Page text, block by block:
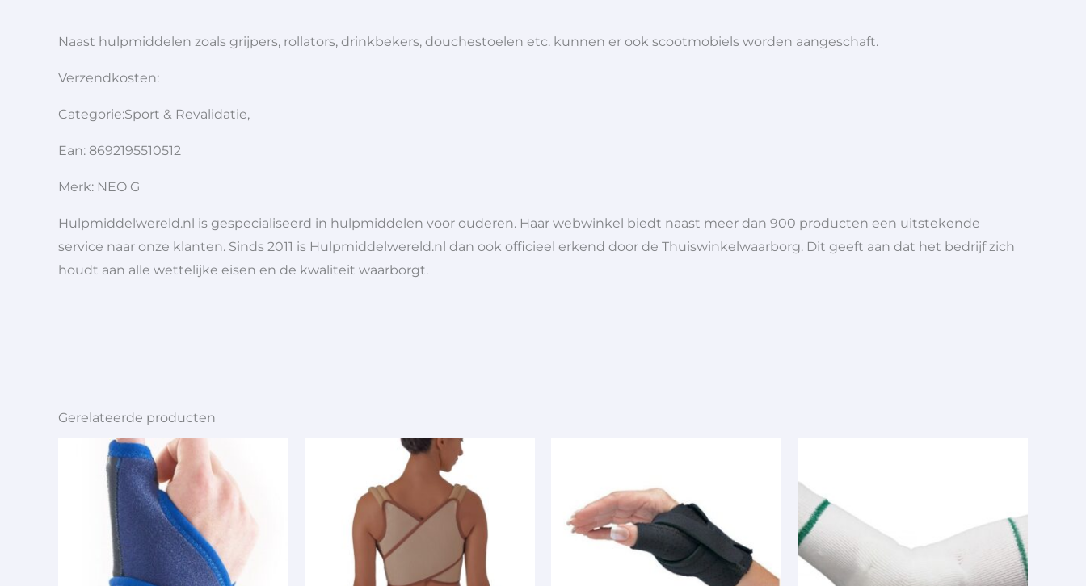
Naast hulpmiddelen zoals grijpers, rollators, drinkbekers, douchestoelen etc. kunnen er ook scootmobiels worden aangeschaft.
Verzendkosten:
Categorie:Sport & Revalidatie,
Ean: 8692195510512
Merk: NEO G
Hulpmiddelwereld.nl is gespecialiseerd in hulpmiddelen voor ouderen. Haar webwinkel biedt naast meer dan 900 producten een uitstekende
service naar onze klanten. Sinds 2011 is Hulpmiddelwereld.nl dan ook officieel erkend door de Thuiswinkelwaarborg. Dit geeft aan dat het bedrijf zich
houdt aan alle wettelijke eisen en de kwaliteit waarborgt.
Gerelateerde producten